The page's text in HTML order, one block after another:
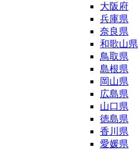
大阪府
兵庫県
奈良県
和歌山県
鳥取県
島根県
岡山県
広島県
山口県
徳島県
香川県
愛媛県